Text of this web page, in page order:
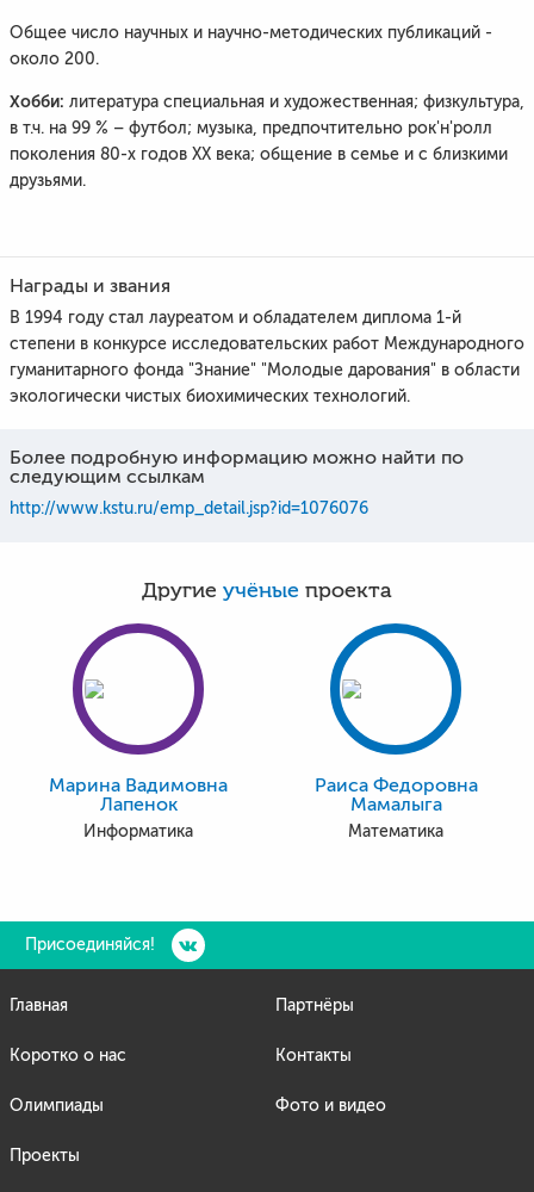
Общее число научных и научно-методических публикаций -
около 200.
Хобби: литература специальная и художественная; физкультура,
в т.ч. на 99 % – футбол; музыка, предпочтительно рок'н'ролл
поколения 80-х годов ХХ века; общение в семье и с близкими
друзьями.
Награды и звания
В 1994 году стал лауреатом и обладателем диплома 1-й
степени в конкурсе исследовательских работ Международного
гуманитарного фонда "Знание" "Молодые дарования" в области
экологически чистых биохимических технологий.
Более подробную информацию можно найти по
следующим ссылкам
http://www.kstu.ru/emp_detail.jsp?id=1076076
Другие учёные проекта
Марина Вадимовна
Лапенок
Информатика
Раиса Федоровна
Мамалыга
Математика
Присоединяйся!
Главная
Коротко о нас
Олимпиады
Проекты
Партнёры
Контакты
Фото и видео